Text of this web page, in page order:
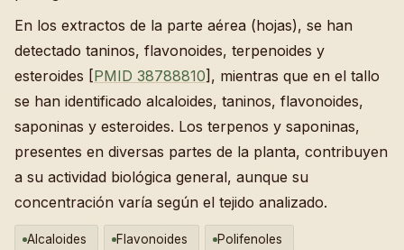
En los extractos de la parte aérea (hojas), se han
detectado taninos, flavonoides, terpenoides y
esteroides [PMID 38788810], mientras que en el tallo
se han identificado alcaloides, taninos, flavonoides,
saponinas y esteroides. Los terpenos y saponinas,
presentes en diversas partes de la planta, contribuyen
a su actividad biológica general, aunque su
concentración varía según el tejido analizado.
Alcaloides Flavonoides Polifenoles